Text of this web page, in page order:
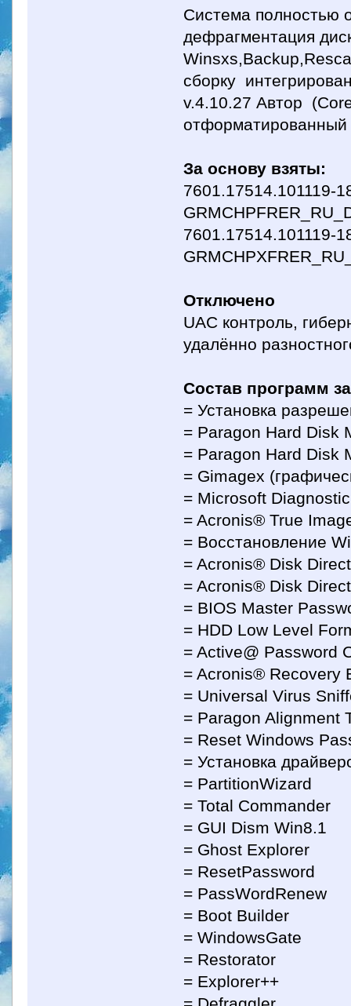
Система полностью
дефрагментация
сборку
v.4.10.27 Автор
отформатированный
За основу взяты:
7601.17514.101119-
7601.17514.101119-
Отключено
UAС контроль,
удалённо
Состав программ
= Установка
= Paragon Hard Disk
= Paragon Hard Disk
= Gimagex
= Microsoft
= Acronis® True
= Восстановление
= Acronis® Disk
= Acronis® Disk
= BIOS Master
= HDD Low Level
= Active@ Password
= Acronis® Recovery
= Universal Virus
= Paragon Alignment
= Reset Windows
= Установка
= PartitionWizard
= Total Commander
= GUI Dism Win8.1
= Ghost Explorer
= ResetPassword
= PassWordRenew
= Boot Builder
= WindowsGate
= Restorator
= Explorer++